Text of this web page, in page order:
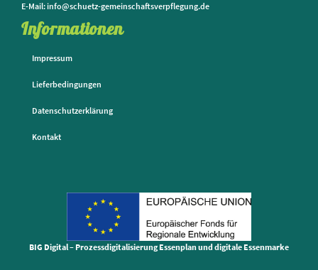
E-Mail: info@schuetz-gemeinschaftsverpflegung.de
Informationen
Impressum
Lieferbedingungen
Datenschutzerklärung
Kontakt
BIG Digital – Prozessdigitalisierung Essenplan und digitale Essenmarke